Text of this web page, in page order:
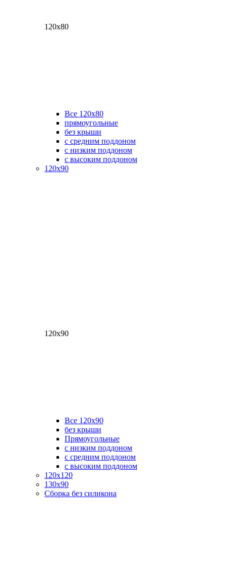
120х80
Все 120х80
прямоугольные
без крыши
с средним поддоном
с низким поддоном
с высоким поддоном
120х90
120х90
Все 120х90
без крыши
Прямоугольные
с низким поддоном
с средним поддоном
с высоким поддоном
120х120
130х90
Сборка без силикона